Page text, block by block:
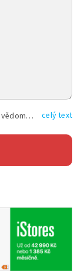
Vyplněním shora uvedených údajů beru na vědomí, že společnost TEXT FACTORY s.r.o., sídlem Brno, Durďákova 336/29, Černá Pole, PSČ: 613 00, IČ: 06157831, zapsané u Krajského soudu v Brně, oddíl C, vložka 100399, bude zpracovávat mé osobní údaje uvedené v rámci mnou vyplněného registračního formuláře na základě oprávněných zájmů TEXT FACTORY s.r.o. dle čl. 6 odst. 1 písm. f) GDPR a pro splnění právních povinností (čl. 6 odst. 1 písm. c) GDPR), a to pro tyto účely: nezbytnost zajistit oprávnění návštěvníka webových stránek provozovaných společností TEXT FACTORY s.r.o. přispívat aktivně ke zveřejněným článkům nebo v rámci diskusních fór a výkon práv TEXT FACTORY s.r.o. jako administrátora těchto diskusních fór. Více informací o zpracování osobních údajů a právech lze nalézt v celý text